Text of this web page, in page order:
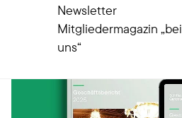
Newsletter
Mitgliedermagazin „bei
uns“